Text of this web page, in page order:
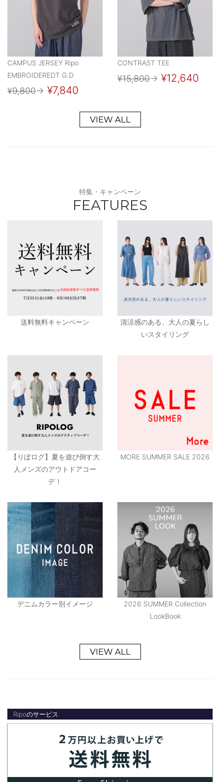
CAMPUS JERSEY Ripo
EMBROIDEREDT G.D
¥9,800→ ¥7,840
CONTRAST TEE
¥15,800→ ¥12,640
VIEW ALL
特集・キャンペーン
FEATURES
送料無料キャンペーン
清涼感のある、大人の夏らし
いスタイリング
【りぽログ】夏を遊び倒す大
人メンズのアウトドアコー
デ！
MORE SUMMER SALE 2026
デニムカラー別イメージ
2026 SUMMER Collection
LookBook
VIEW ALL
Ripoのサービス